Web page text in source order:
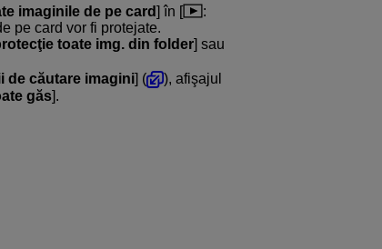
imaginile de pe card] în [
:
pe card vor fi protejate.
toate img. din folder] sau
de căutare imagini] (
), afişajul
găs].